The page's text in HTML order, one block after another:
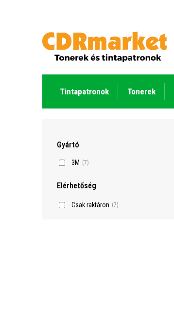
Tintapatronok Tonerek
Gyártó
3M (7)
Elérhetőség
Csak raktáron (7)